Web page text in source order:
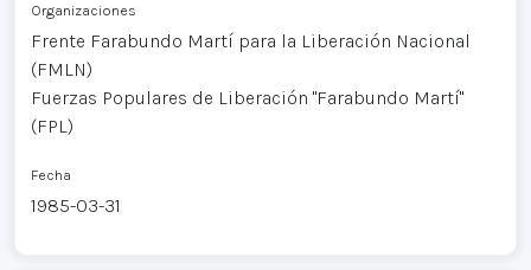
Organizaciones
Frente Farabundo Martí para la Liberación Nacional
(FMLN)
Fuerzas Populares de Liberación "Farabundo Martí"
(FPL)
Fecha
1985-03-31